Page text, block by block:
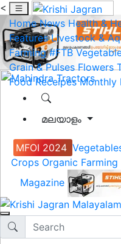
<
Home News Health &
Features Livestock &
Farming #FTB
Grain & Pulses Flowers
Food Receipes Monthly
മലയാളം
MFOI 2024
Crops Organic Farming
Magazine